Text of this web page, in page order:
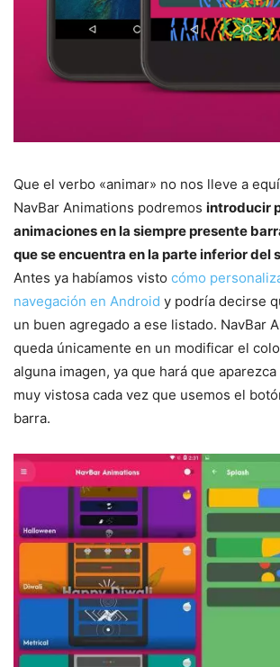
Que el verbo «animar» no nos lleve a
NavBar Animations podremos introducir
animaciones en la siempre presente
que se encuentra en la parte inferior del
Antes ya habíamos visto cómo
navegación en Android y podría decirse
un buen agregado a ese listado. NavBar
queda únicamente en un modificar el
alguna imagen, ya que hará que
muy vistosa cada vez que usemos el
barra.